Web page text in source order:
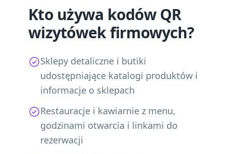
Kto używa kodów QR
wizytówek firmowych?
Sklepy detaliczne i butiki
udostępniające katalogi produktów i
informacje o sklepach
Restauracje i kawiarnie z menu,
godzinami otwarcia i linkami do
rezerwacji